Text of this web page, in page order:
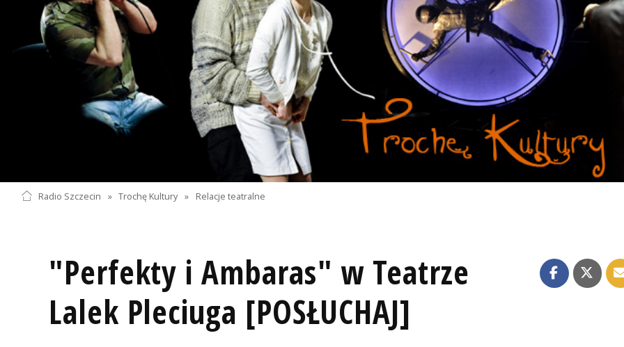
Radio Szczecin » Trochę Kultury » Relacje teatralne
"Perfekty i Ambaras" w Teatrze
Lalek Pleciuga [POSŁUCHAJ]